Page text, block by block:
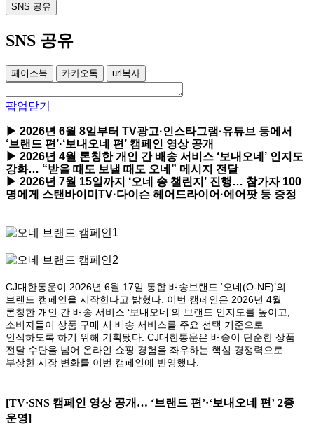
SNS 공유
SNS 공유
페이스북 카카오톡 url복사
팝업닫기
▶ 2026년 6월 8일부터 TV광고·인스타그램·유튜브 등에서
‘브랜드 편’·‘보내오네 편’ 캠페인 영상 공개
▶ 2026년 4월 론칭한 개인 간 배송 서비스 ‘보내오네’ 인지도
강화… “받을 때도 보낼 때도 오네” 메시지 전달
▶ 2026년 7월 15일까지 ‘오네 송 챌린지’ 진행… 참가자 100
명에게 스탠바이미TV·다이슨 헤어드라이어·에어팟 등 증정
CJ대한통운이 2026년 6월 17일 통합 배송브랜드 ‘오네(O-NE)’의
브랜드 캠페인을 시작한다고 밝혔다. 이번 캠페인은 2026년 4월
론칭한 개인 간 배송 서비스 ‘보내오네’의 브랜드 인지도를 높이고,
소비자들이 상품 구매 시 배송 서비스를 주요 선택 기준으로
인식하도록 하기 위해 기획됐다. CJ대한통운은 배송이 단순한 상품
전달 수단을 넘어 온라인 쇼핑 경험을 좌우하는 핵심 경쟁력으로
부상한 시장 변화를 이번 캠페인에 반영했다.
[TV·SNS 캠페인 영상 공개… ‘브랜드 편’·‘보내오네 편’ 2종
운영]